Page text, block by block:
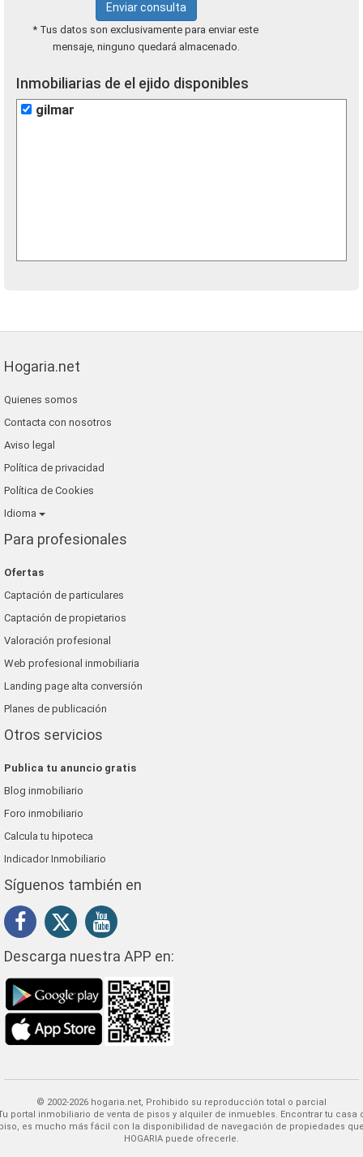
Enviar consulta
* Tus datos son exclusivamente para enviar este
mensaje, ninguno quedará almacenado.
Inmobiliarias de el ejido disponibles
gilmar
Hogaria.net
Quienes somos
Contacta con nosotros
Aviso legal
Política de privacidad
Política de Cookies
Idioma
Para profesionales
Ofertas
Captación de particulares
Captación de propietarios
Valoración profesional
Web profesional inmobiliaria
Landing page alta conversión
Planes de publicación
Otros servicios
Publica tu anuncio gratis
Blog inmobiliario
Foro inmobiliario
Calcula tu hipoteca
Indicador Inmobiliario
Síguenos también en
Descarga nuestra APP en:
© 2002-2026 hogaria.net, Prohibido su reproducción total o parcial
Encontrar tu casa o
es mucho más fácil con la disponibilidad de navegación de propiedades
HOGARIA puede ofrecerle.